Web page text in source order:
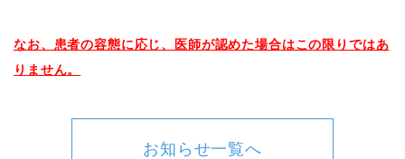
なお、患者の容態に応じ、医師が認めた場合はこの限りではあ
りません。
お知らせ一覧へ